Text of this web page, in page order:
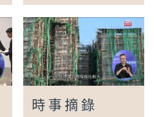
時事摘錄